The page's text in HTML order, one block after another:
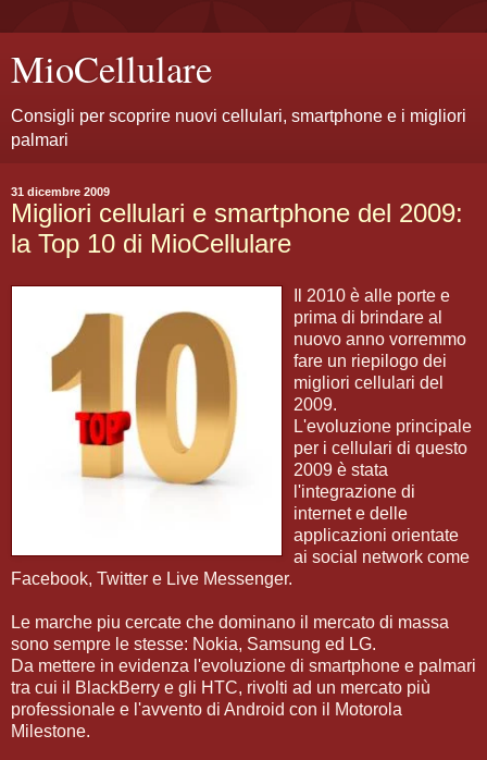
MioCellulare
Consigli per scoprire nuovi cellulari, smartphone e i migliori
palmari
31 dicembre 2009
Migliori cellulari e smartphone del 2009:
la Top 10 di MioCellulare
Il 2010 è alle porte e
prima di brindare al
nuovo anno vorremmo
fare un riepilogo dei
migliori cellulari del
2009.
L'evoluzione principale
per i cellulari di questo
2009 è stata
l'integrazione di
internet e delle
applicazioni orientate
ai social network come
Facebook, Twitter e Live Messenger.
Le marche piu cercate che dominano il mercato di massa
sono sempre le stesse: Nokia, Samsung ed LG.
Da mettere in evidenza l'evoluzione di smartphone e palmari
tra cui il BlackBerry e gli HTC, rivolti ad un mercato più
professionale e l'avvento di Android con il Motorola
Milestone.